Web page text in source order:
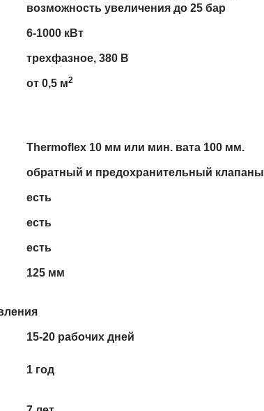
возможность увеличения до 25 бар
6-1000 кВт
трехфазное, 380 В
от 0,5 м2
Thermoflex 10 мм или мин. вата 100 мм.
обратный и предохранительный клапаны
есть
есть
есть
125 мм
15-20 рабочих дней
1 год